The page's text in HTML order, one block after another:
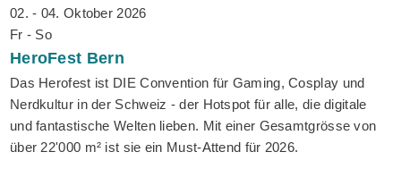
02. - 04. Oktober 2026
Fr - So
HeroFest Bern
Das Herofest ist DIE Convention für Gaming, Cosplay und
Nerdkultur in der Schweiz - der Hotspot für alle, die digitale
und fantastische Welten lieben. Mit einer Gesamtgrösse von
über 22'000 m² ist sie ein Must-Attend für 2026.